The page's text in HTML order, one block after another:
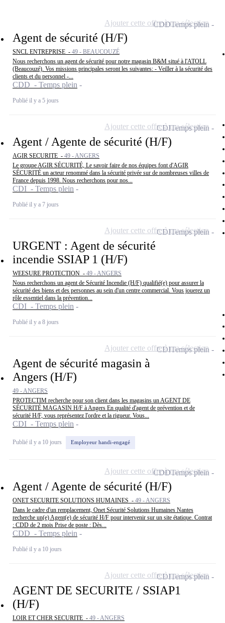
Agent de sécurité (H/F)
SNCL ENTREPRISE - 49 - BEAUCOUZÉ
Nous recherchons un agent de sécurité pour notre magasin B&M situé à l'ATOLL
(Beaucouzé). Vos missions principales seront les suivantes: - Veiller à la sécurité des
clients et du personnel -...
CDD - Temps plein
Publié il y a 5 jours
CDDTemps plein
Ajouter cette offre à ma sélection
Agent / Agente de sécurité (H/F)
AGIR SECURITE - 49 - ANGERS
Le groupe AGIR SÉCURITÉ, Le savoir faire de nos équipes font d'AGIR
SÉCURITÉ un acteur renommé dans la sécurité privée sur de nombreuses villes de
France depuis 1998. Nous recherchons pour nos...
CDI - Temps plein
Publié il y a 7 jours
CDITemps plein
Ajouter cette offre à ma sélection
URGENT : Agent de sécurité
incendie SSIAP 1 (H/F)
WEESURE PROTECTION - 49 - ANGERS
Nous recherchons un agent de Sécurité Incendie (H/F) qualifié(e) pour assurer la
sécurité des biens et des personnes au sein d'un centre commercial. Vous jouerez un
rôle essentiel dans la prévention...
CDI - Temps plein
Publié il y a 8 jours
CDITemps plein
Ajouter cette offre à ma sélection
Agent de sécurité magasin à
Angers (H/F)
49 - ANGERS
PROTECTIM recherche pour son client dans les magasins un AGENT DE
SÉCURITÉ MAGASIN H/F à Angers En qualité d'agent de prévention et de
sécurité H/F, vous représentez l'ordre et la rigueur. Vous...
CDI - Temps plein
Publié il y a 10 jours Employeur handi-engagé
CDITemps plein
Ajouter cette offre à ma sélection
Agent / Agente de sécurité (H/F)
ONET SECURITE SOLUTIONS HUMAINES - 49 - ANGERS
Dans le cadre d'un remplacement, Onet Sécurité Solutions Humaines Nantes
recherche un(e) Agent(e) de sécurité H/F pour intervenir sur un site étatique. Contrat
: CDD de 2 mois Prise de poste : Dès...
CDD - Temps plein
Publié il y a 10 jours
CDDTemps plein
Ajouter cette offre à ma sélection
AGENT DE SECURITE / SSIAP1
(H/F)
LOIR ET CHER SECURITE - 49 - ANGERS
CDITemps plein
Ajouter cette offre à ma sélection